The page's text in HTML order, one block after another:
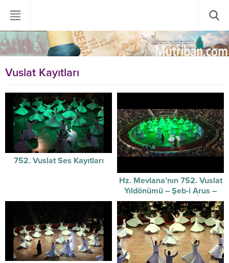
Vuslat Kayıtları
752. Vuslat Ses Kayıtları
Hz. Mevlana’nın 752. Vuslat
Yıldönümü – Şeb-i Arus –
Sûzidilârâ Mevlevî Âyin-i
Şerif’i